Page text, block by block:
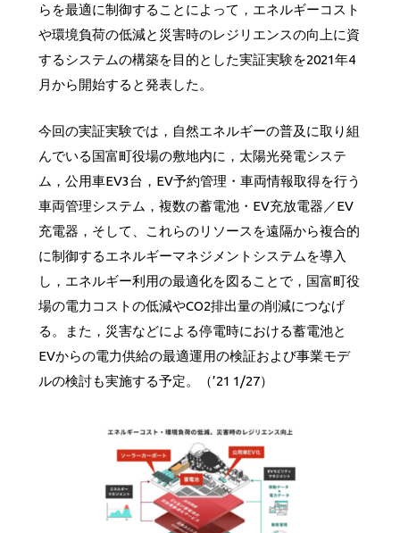
らを最適に制御することによって，エネルギーコスト
や環境負荷の低減と災害時のレジリエンスの向上に資
するシステムの構築を目的とした実証実験を2021年4
月から開始すると発表した。
今回の実証実験では，自然エネルギーの普及に取り組
んでいる国富町役場の敷地内に，太陽光発電システ
ム，公用車EV3台，EV予約管理・車両情報取得を行う
車両管理システム，複数の蓄電池・EV充放電器／EV
充電器，そして、これらのリソースを遠隔から複合的
に制御するエネルギーマネジメントシステムを導入
し，エネルギー利用の最適化を図ることで，国富町役
場の電力コストの低減やCO2排出量の削減につなげ
る。また，災害などによる停電時における蓄電池と
EVからの電力供給の最適運用の検証および事業モデ
ルの検討も実施する予定。（’21 1/27）